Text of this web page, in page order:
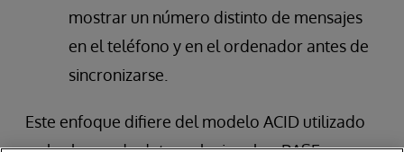
mostrar un número distinto de mensajes
en el teléfono y en el ordenador antes de
sincronizarse.
Este enfoque difiere del modelo ACID utilizado